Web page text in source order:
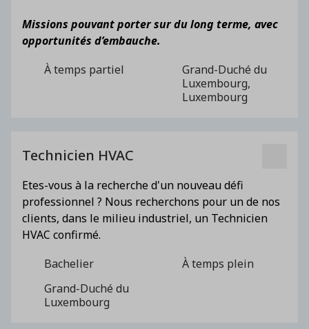
Missions pouvant porter sur du long terme, avec
opportunités d’embauche.
À temps partiel
Grand-Duché du
Luxembourg,
Luxembourg
Technicien HVAC
Etes-vous à la recherche d'un nouveau défi
professionnel ? Nous recherchons pour un de nos
clients, dans le milieu industriel, un Technicien
HVAC confirmé.
Bachelier
À temps plein
Grand-Duché du
Luxembourg